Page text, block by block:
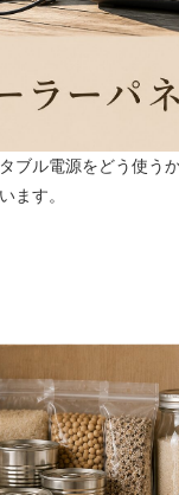
ブル電源をどう使う
ます。